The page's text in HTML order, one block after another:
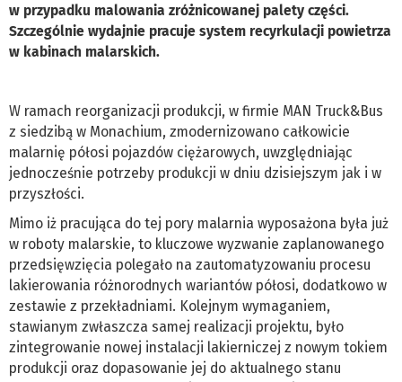
w przypadku malowania zróżnicowanej palety części.
Szczególnie wydajnie pracuje system recyrkulacji powietrza
w kabinach malarskich.
W ramach reorganizacji produkcji, w firmie MAN Truck&Bus
z siedzibą w Monachium, zmodernizowano całkowicie
malarnię półosi pojazdów ciężarowych, uwzględniając
jednocześnie potrzeby produkcji w dniu dzisiejszym jak i w
przyszłości.
Mimo iż pracująca do tej pory malarnia wyposażona była już
w roboty malarskie, to kluczowe wyzwanie zaplanowanego
przedsięwzięcia polegało na zautomatyzowaniu procesu
lakierowania różnorodnych wariantów półosi, dodatkowo w
zestawie z przekładniami. Kolejnym wymaganiem,
stawianym zwłaszcza samej realizacji projektu, było
zintegrowanie nowej instalacji lakierniczej z nowym tokiem
produkcji oraz dopasowanie jej do aktualnego stanu